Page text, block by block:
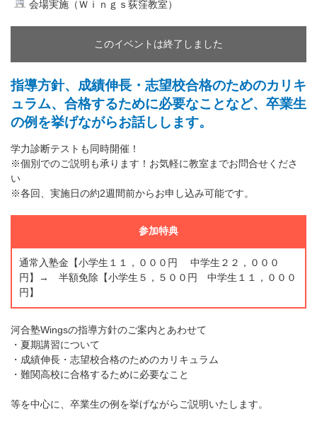
会場実施（Ｗｉｎｇｓ荻窪教室）
このイベントは終了しました
指導方針、成績伸長・志望校合格のためのカリキ
ュラム、合格するために必要なことなど、卒業生
の例を挙げながらお話しします。
学力診断テストも同時開催！
※個別でのご説明も承ります！お気軽に教室までお問合せくださ
い
※各回、実施日の約2週間前からお申し込み可能です。
参加特典
通常入塾金【小学生１１，０００円 中学生２２，０００
円】→ 半額免除【小学生５，５００円 中学生１１，０００
円】
河合塾Wingsの指導方針のご案内とあわせて
・夏期講習について
・成績伸長・志望校合格のためのカリキュラム
・難関高校に合格するために必要なこと
等を中心に、卒業生の例を挙げながらご説明いたします。